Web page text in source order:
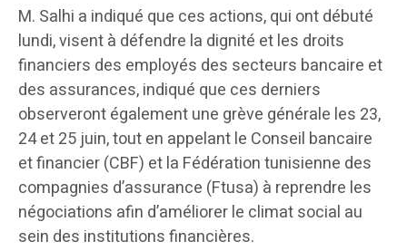
M. Salhi a indiqué que ces actions, qui ont débuté
lundi, visent à défendre la dignité et les droits
financiers des employés des secteurs bancaire et
des assurances, indiqué que ces derniers
observeront également une grève générale les 23,
24 et 25 juin, tout en appelant le Conseil bancaire
et financier (CBF) et la Fédération tunisienne des
compagnies d’assurance (Ftusa) à reprendre les
négociations afin d’améliorer le climat social au
sein des institutions financières.